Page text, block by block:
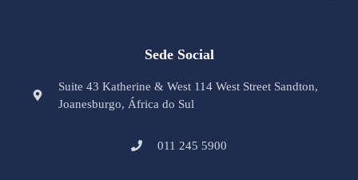
Sede Social
Suite 43 Katherine & West 114 West Street Sandton,
Joanesburgo, África do Sul
011 245 5900